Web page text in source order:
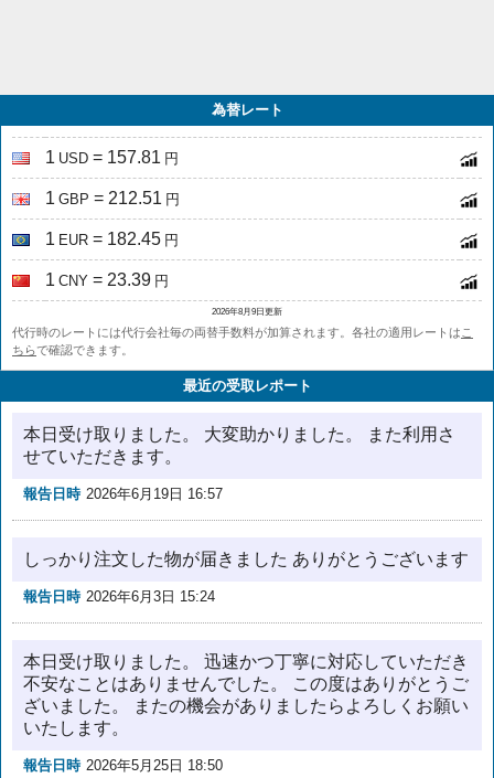
為替レート
1 USD = 157.81 円
1 GBP = 212.51 円
1 EUR = 182.45 円
1 CNY = 23.39 円
2026年8月9日更新
代行時のレートには代行会社毎の両替手数料が加算されます。各社の適用レートは こ
ちらで確認できます。
最近の受取レポート
本日受け取りました。 大変助かりました。 また利用さ
せていただきます。
報告日時 2026年6月19日 16:57
しっかり注文した物が届きました ありがとうございます
報告日時 2026年6月3日 15:24
本日受け取りました。 迅速かつ丁寧に対応していただき
不安なことはありませんでした。 この度はありがとうご
ざいました。 またの機会がありましたらよろしくお願い
いたします。
報告日時 2026年5月25日 18:50